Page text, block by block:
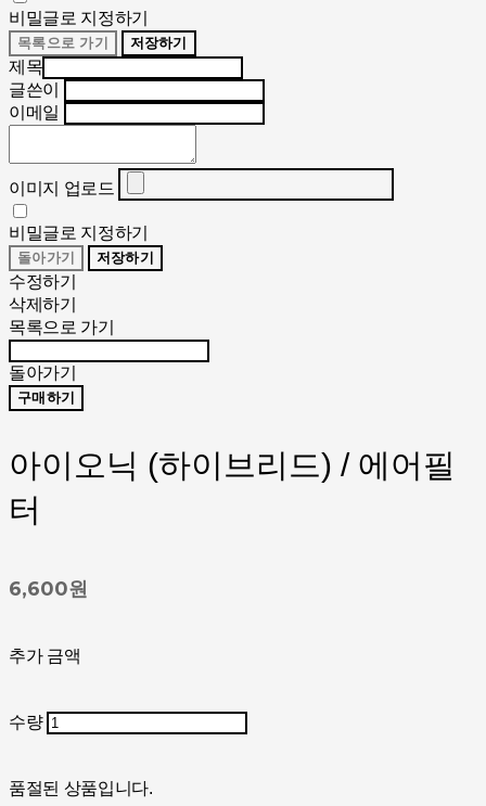
비밀글로 지정하기
목록으로 가기 저장하기
제목
글쓴이
이메일
이미지 업로드
비밀글로 지정하기
돌아가기 저장하기
수정하기
삭제하기
목록으로 가기
돌아가기
구매하기
아이오닉 (하이브리드) / 에어필
터
6,600원
추가 금액
수량
품절된 상품입니다.